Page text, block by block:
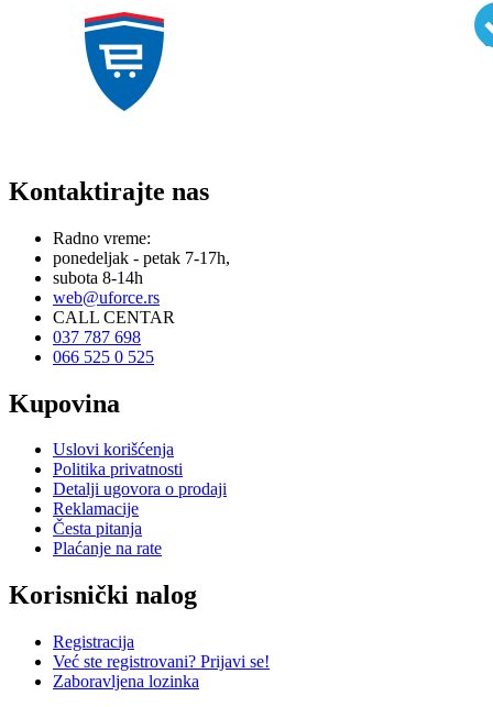
Kontaktirajte nas
Radno vreme:
ponedeljak - petak 7-17h,
subota 8-14h
web@uforce.rs
CALL CENTAR
037 787 698
066 525 0 525
Kupovina
Uslovi korišćenja
Politika privatnosti
Detalji ugovora o prodaji
Reklamacije
Česta pitanja
Plaćanje na rate
Korisnički nalog
Registracija
Već ste registrovani? Prijavi se!
Zaboravljena lozinka